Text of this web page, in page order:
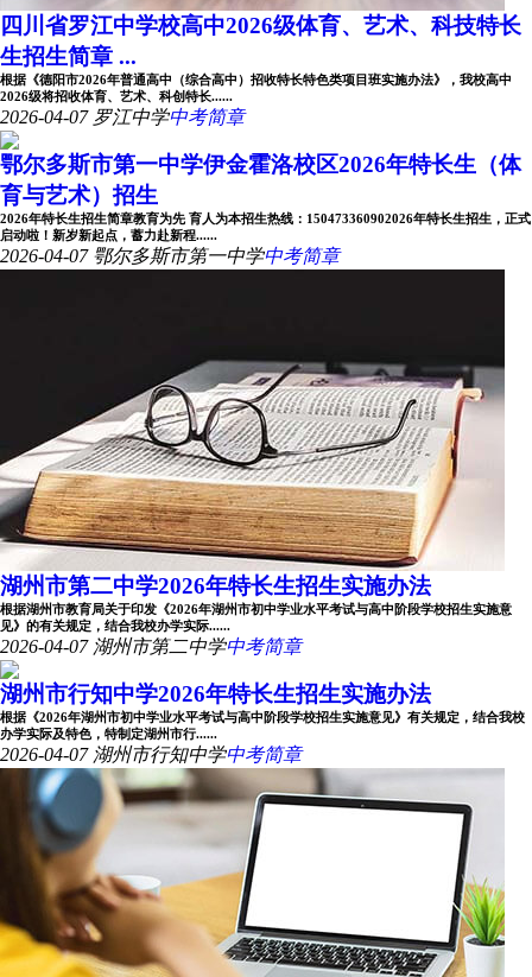
四川省罗江中学校高中2026级体育、艺术、科技特长
生招生简章 ...
根据《德阳市2026年普通高中（综合高中）招收特长特色类项目班实施办法》，我校高中
2026级将招收体育、艺术、科创特长......
2026-04-07 罗江中学中考简章
鄂尔多斯市第一中学伊金霍洛校区2026年特长生（体
育与艺术）招生
2026年特长生招生简章教育为先 育人为本招生热线：150473360902026年特长生招生，正式
启动啦！新岁新起点，蓄力赴新程......
2026-04-07 鄂尔多斯市第一中学中考简章
湖州市第二中学2026年特长生招生实施办法
根据湖州市教育局关于印发《2026年湖州市初中学业水平考试与高中阶段学校招生实施意
见》的有关规定，结合我校办学实际......
2026-04-07 湖州市第二中学中考简章
湖州市行知中学2026年特长生招生实施办法
根据《2026年湖州市初中学业水平考试与高中阶段学校招生实施意见》有关规定，结合我校
办学实际及特色，特制定湖州市行......
2026-04-07 湖州市行知中学中考简章